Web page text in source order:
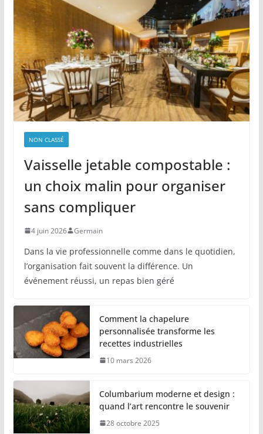
NON CLASSÉ
Vaisselle jetable compostable :
un choix malin pour organiser
sans compliquer
4 juin 2026 Germain
Dans la vie professionnelle comme dans le quotidien,
l’organisation fait souvent la différence. Un
événement réussi, un repas bien géré
Comment la chapelure
personnalisée transforme les
recettes industrielles
10 mars 2026
Columbarium moderne et design :
quand l’art rencontre le souvenir
28 octobre 2025